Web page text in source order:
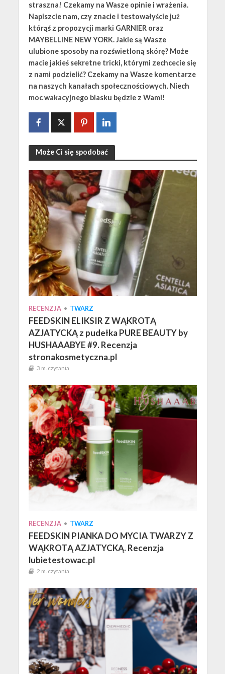
straszna! Czekamy na Wasze opinie i wrażenia.
Napiszcie nam, czy znacie i testowałyście już
którąś z propozycji marki GARNIER oraz
MAYBELLINE NEW YORK. Jakie są Wasze
ulubione sposoby na rozświetloną skórę? Może
macie jakieś sekretne tricki, którymi zechcecie się
z nami podzielić? Czekamy na Wasze komentarze
na naszych kanałach społecznościowych. Niech
moc wakacyjnego blasku będzie z Wami!
Może Ci się spodobać
RECENZJA • TWARZ
FEEDSKIN ELIKSIR Z WĄKROTĄ
AZJATYCKĄ z pudełka PURE BEAUTY by
HUSHAAABYE #9. Recenzja
stronakosmetyczna.pl
3 m. czytania
RECENZJA • TWARZ
FEEDSKIN PIANKA DO MYCIA TWARZY Z
WĄKROTĄ AZJATYCKĄ. Recenzja
lubietestowac.pl
2 m. czytania